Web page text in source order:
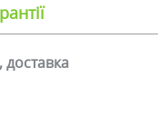
доставка